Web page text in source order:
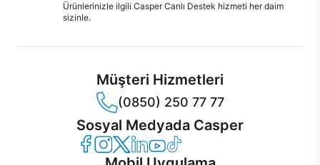
Ürünlerinizle ilgili Casper Canlı Destek hizmeti her daim
sizinle.
Müşteri Hizmetleri
(0850) 250 77 77
Sosyal Medyada Casper
Casper Facebook
Casper Instagram
Casper Twitter
Casper LinkedIn
Casper YouTube
Casper TikTok